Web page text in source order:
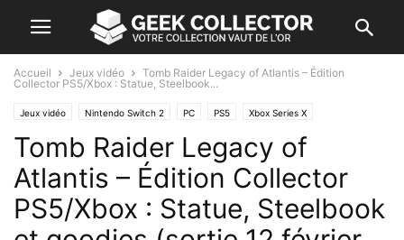
Accueil Jeux vidéo
Tomb Raider Legacy of Atlantis – Édition
Collector PS5/Xbox : Statue, Steelbook...
Jeux vidéo Nintendo Switch 2 PC PS5 Xbox Series X
Tomb Raider Legacy of
Atlantis – Édition Collector
PS5/Xbox : Statue, Steelbook